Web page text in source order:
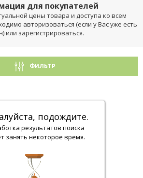
для покупателей
цены товара и доступа ко всем
авторизоваться (если у Вас уже есть
или зарегистрироваться.
ФИЛЬТР
подождите.
результатов поиска
занять некоторое время.